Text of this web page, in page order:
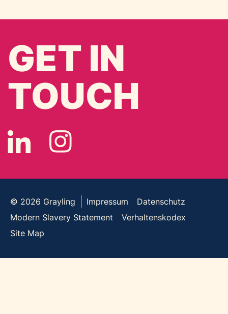
GET IN
TOUCH
© 2026 Grayling Impressum
Datenschutz
Modern Slavery Statement
Verhaltenskodex
Site Map